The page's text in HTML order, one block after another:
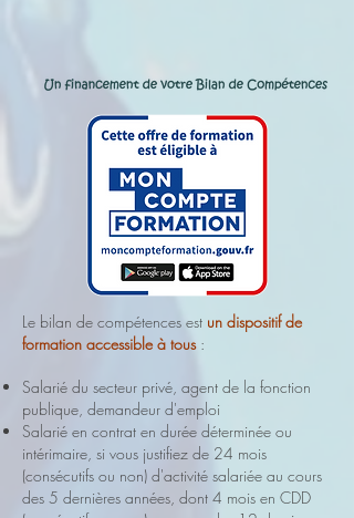
Le bilan de compétences est un dispositif de
formation accessible à tous :
Salarié du secteur privé, agent de la fonction
publique, demandeur d'emploi
Salarié en contrat en durée déterminée ou
intérimaire, si vous justifiez de 24 mois
(consécutifs ou non) d'activité salariée au cours
des 5 dernières années, dont 4 mois en CDD